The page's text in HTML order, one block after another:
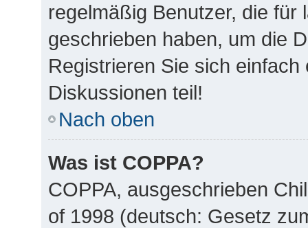
regelmäßig Benutzer, die für
geschrieben haben, um die
Registrieren Sie sich
Diskussionen teil!
Nach oben
Was ist COPPA?
COPPA, ausgeschrieben
of 1998 (deutsch: Gesetz